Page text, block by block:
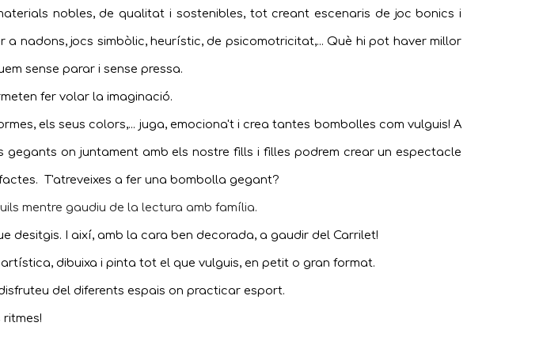
nobles, de qualitat i sostenibles, tot creant escenaris de joc bonics i
nadons, jocs simbòlic, heurístic, de psicomotricitat,... Què hi pot haver millor
sense parar i sense pressa.
fer volar la imaginació.
els seus colors,... juga, emociona't i crea tantes bombolles com vulguis! A
on juntament amb els nostre fills i filles podrem crear un espectacle
T'atreveixes a fer una bombolla gegant?
mentre gaudiu de la lectura amb família.
desitgis. I així, amb la cara ben decorada, a gaudir del Carrilet!
dibuixa i pinta tot el que vulguis, en petit o gran format.
del diferents espais on practicar esport.